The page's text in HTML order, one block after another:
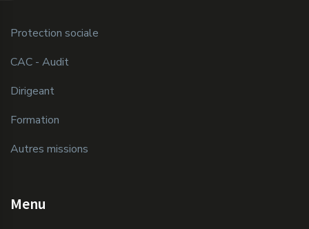
Protection sociale
CAC - Audit
Dirigeant
Formation
Autres missions
Menu